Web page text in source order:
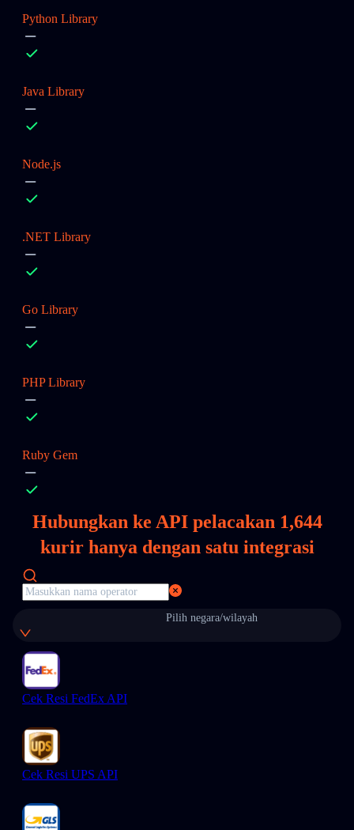
Python Library
Java Library
Node.js
.NET Library
Go Library
PHP Library
Ruby Gem
Hubungkan ke API pelacakan 1,644
kurir hanya dengan satu integrasi
Pilih negara/wilayah
Cek Resi FedEx API
Cek Resi UPS API